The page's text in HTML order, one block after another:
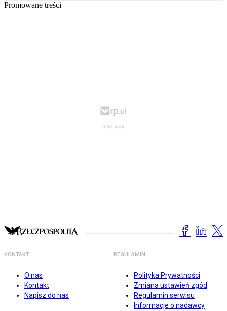
Promowane treści
KONTAKT
O nas
Kontakt
Napisz do nas
REGULAMIN
Polityka Prywatności
Zmiana ustawień zgód
Regulamin serwisu
Informacje o nadawcy